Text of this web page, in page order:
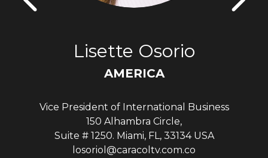
Lisette Osorio
AMERICA
Vice President of International Business
150 Alhambra Circle,
Suite # 1250. Miami, FL, 33134 USA
losoriol@caracoltv.com.co